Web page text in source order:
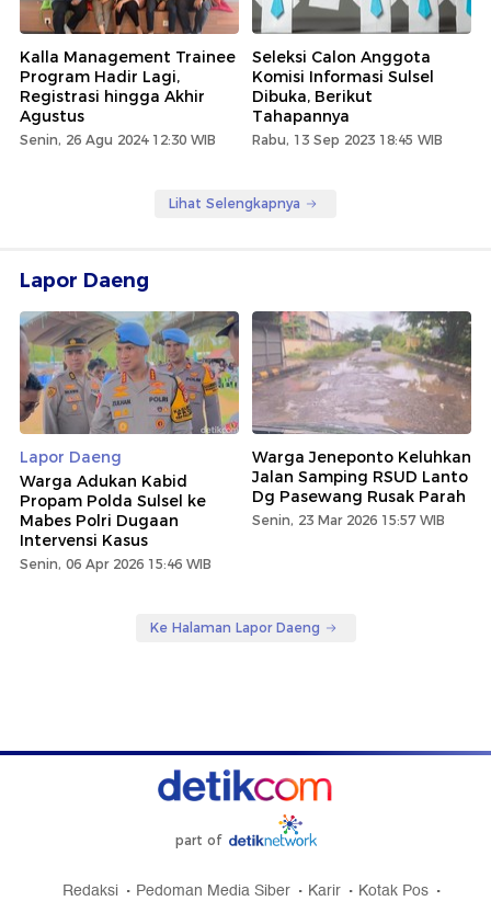
Kalla Management Trainee
Program Hadir Lagi,
Registrasi hingga Akhir
Agustus
Senin, 26 Agu 2024 12:30 WIB
Seleksi Calon Anggota
Komisi Informasi Sulsel
Dibuka, Berikut
Tahapannya
Rabu, 13 Sep 2023 18:45 WIB
Lihat Selengkapnya
Lapor Daeng
Lapor Daeng
Warga Adukan Kabid
Propam Polda Sulsel ke
Mabes Polri Dugaan
Intervensi Kasus
Senin, 06 Apr 2026 15:46 WIB
Warga Jeneponto Keluhkan
Jalan Samping RSUD Lanto
Dg Pasewang Rusak Parah
Senin, 23 Mar 2026 15:57 WIB
Ke Halaman Lapor Daeng
part of
Redaksi Pedoman Media Siber Karir Kotak Pos